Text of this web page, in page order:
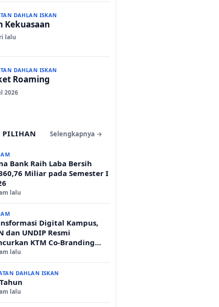
DAHLAN ISKAN
Kekuasaan
lalu
DAHLAN ISKAN
Roaming
2026
PILIHAN Selengkapnya →
Bank Raih Laba Bersih
Miliar pada Semester I
lalu
Digital Kampus,
dan UNDIP Resmi
KTM Co-Branding
17.000 Mahasiswa Baru
lalu
DAHLAN ISKAN
lalu